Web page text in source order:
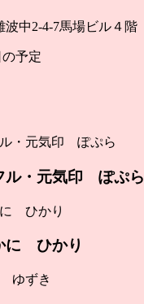
波中2-4-7馬場ビル４階
の予定
ル・元気印 ぽぷら
に ひかり